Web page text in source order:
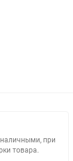
при
товара.